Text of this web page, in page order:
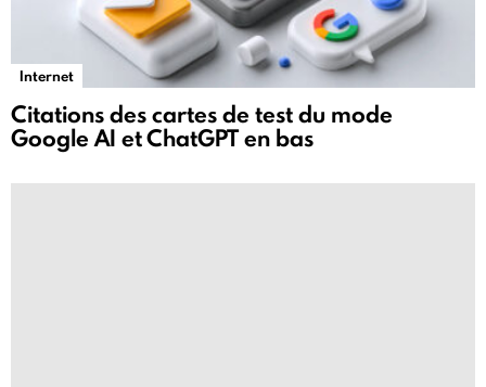
Internet
Citations des cartes de test du mode
Google AI et ChatGPT en bas